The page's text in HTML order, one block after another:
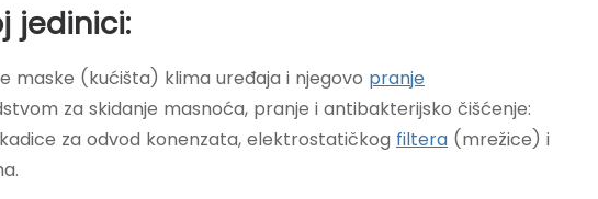
jedinici:
maske (kućišta) klima uređaja i njegovo pranje
za skidanje masnoća, pranje i antibakterijsko čišćenje:
za odvod konenzata, elektrostatičkog filtera (mrežice) i